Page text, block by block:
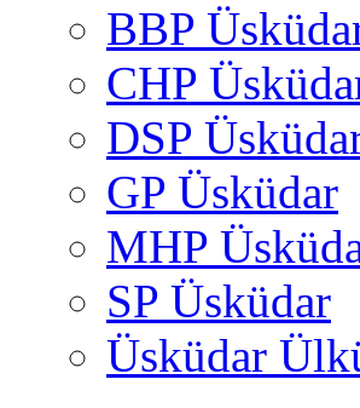
BBP
CHP
DSP
GP Üsküdar
MHP
SP Üsküdar
Üsküdar